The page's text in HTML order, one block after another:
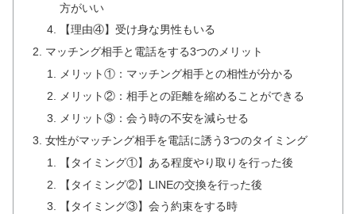
方がいい
【理由④】受け身な男性もいる
マッチング相手と電話をする3つのメリット
メリット①：マッチング相手との相性が分かる
メリット②：相手との距離を縮めることができる
メリット③：会う時の不安を減らせる
女性がマッチング相手を電話に誘う3つのタイミング
【タイミング①】ある程度やり取りを行った後
【タイミング②】LINEの交換を行った後
【タイミング③】会う約束をする時